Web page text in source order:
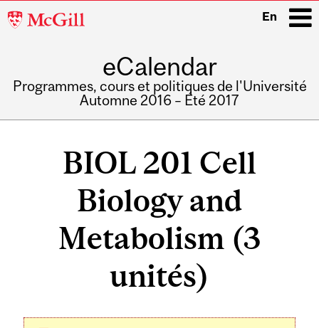
McGill
En
eCalendar
Programmes, cours et politiques de l'Université
Automne 2016 – Été 2017
BIOL 201 Cell
Biology and
Metabolism (3
unités)